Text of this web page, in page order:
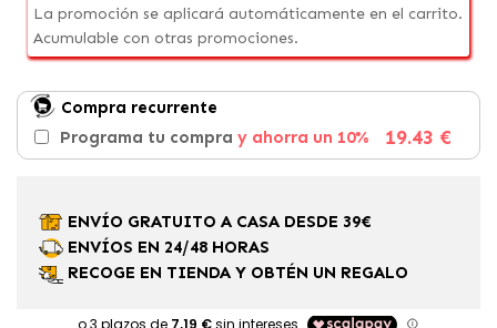
La promoción se aplicará automáticamente en el carrito.
Acumulable con otras promociones.
Compra recurrente
Programa tu compra y ahorra un 10% 19.43 €
ENVÍO GRATUITO A CASA DESDE 39€
ENVÍOS EN 24/48 HORAS
RECOGE EN TIENDA Y OBTÉN UN REGALO